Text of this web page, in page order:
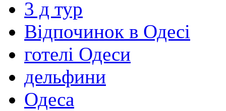
3 д тур
Відпочинок в Одесі
готелі Одеси
дельфини
Одеса